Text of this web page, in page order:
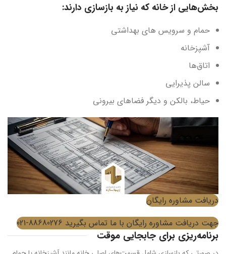
بخش‌هایی از خانه که نیاز به بازسازی دارند:
حمام و سرویس های بهداشتی
آشپزخانه
اتاق‌ها
سالن پذیرایی
حیاط، بالکن و دیگر فضاهای بیرونی
دریافت مشاوره رایگان
جهت دریافت مشاوره رایگان با ما تماس بگیرید 88680276-021
برنامه‌ریزی برای جابجایی موقت